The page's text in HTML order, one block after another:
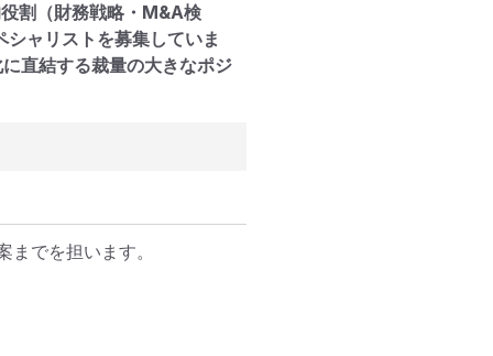
割（財務戦略・M&A検
ャリストを募集していま
直結する裁量の大きなポジ
でを担います。